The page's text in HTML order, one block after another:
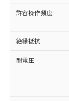
許容操作頻度
絶縁抵抗
耐電圧
以下の
対応
非含有
す。
対応予
有に対
対応予
非含有